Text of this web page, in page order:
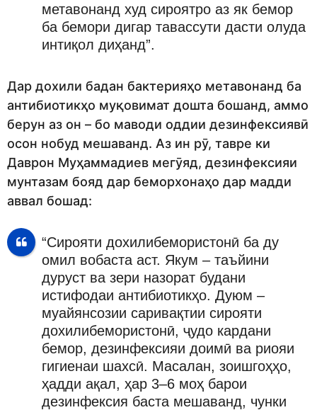
метавонанд худ сироятро аз як бемор
ба бемори дигар тавассути дасти олуда
интиқол диҳанд”.
Дар дохили бадан бактерияҳо метавонанд ба
антибиотикҳо муқовимат дошта бошанд, аммо
берун аз он – бо маводи оддии дезинфексиявӣ
осон нобуд мешаванд. Аз ин рӯ, тавре ки
Даврон Муҳаммадиев мегӯяд, дезинфексияи
мунтазам бояд дар беморхонаҳо дар мадди
аввал бошад:
“Сирояти дохилибемористонӣ ба ду
омил вобаста аст. Якум – таъйини
дуруст ва зери назорат будани
истифодаи антибиотикҳо. Дуюм –
муайянсозии саривақтии сирояти
дохилибемористонӣ, ҷудо кардани
бемор, дезинфексияи доимӣ ва риояи
гигиенаи шахсӣ. Масалан, зоишгоҳҳо,
ҳадди ақал, ҳар 3–6 моҳ барои
дезинфексия баста мешаванд, чунки